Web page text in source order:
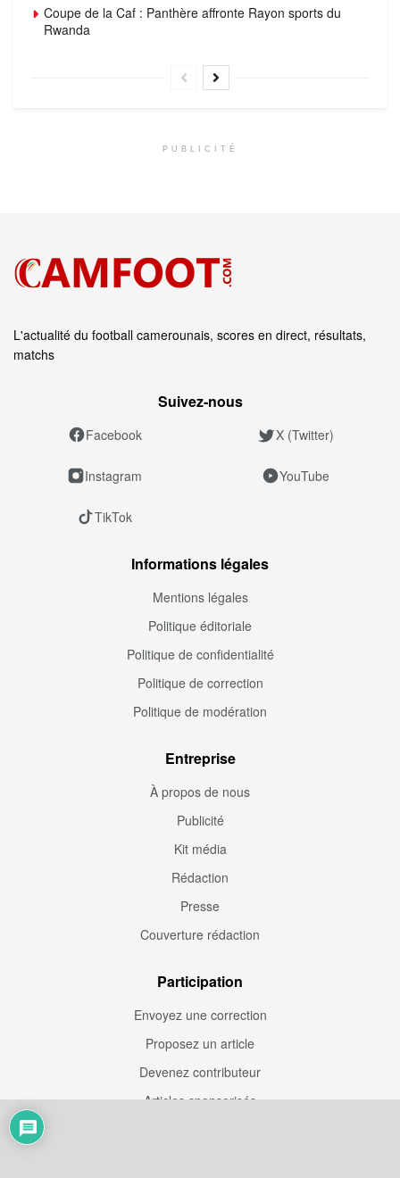
Coupe de la Caf : Panthère affronte Rayon sports du
Rwanda
PUBLICITÉ
L'actualité du football camerounais, scores en direct, résultats,
matchs
Suivez‑nous
Facebook X (Twitter)
Instagram YouTube
TikTok
Informations légales
Mentions légales
Politique éditoriale
Politique de confidentialité
Politique de correction
Politique de modération
Entreprise
À propos de nous
Publicité
Kit média
Rédaction
Presse
Couverture rédaction
Participation
Envoyez une correction
Proposez un article
Devenez contributeur
Articles sponsorisés